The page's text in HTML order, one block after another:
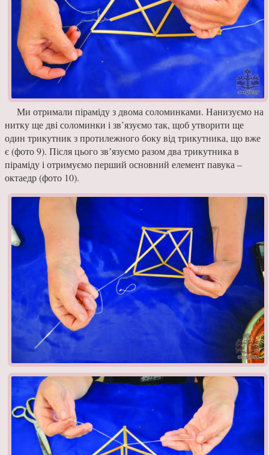
Ми отримали піраміду з двома соломинками. Нанизуємо на
нитку ще дві соломин­ки і зв’язуємо так, щоб утворити ще
один трикут­ник з протилежного боку від трикутника, що вже
є (фото 9). Після цього звʼя­зуємо разом два трикутни­ка в
піраміду і отримуємо перший основний елемент павука –
октаедр (фото 10).